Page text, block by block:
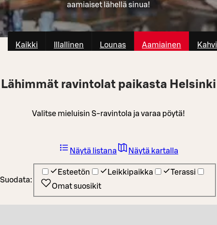
aamiaiset lähellä sinua!
Kaikki Illallinen Lounas Aamiainen
Lähimmät ravintolat paikasta Helsinki
Valitse mieluisin S-ravintola ja varaa pöytä!
Suodata:
Esteetön Leikkipaikka
Terassi
Omat suosikit
Näytä listana Näytä kartalla